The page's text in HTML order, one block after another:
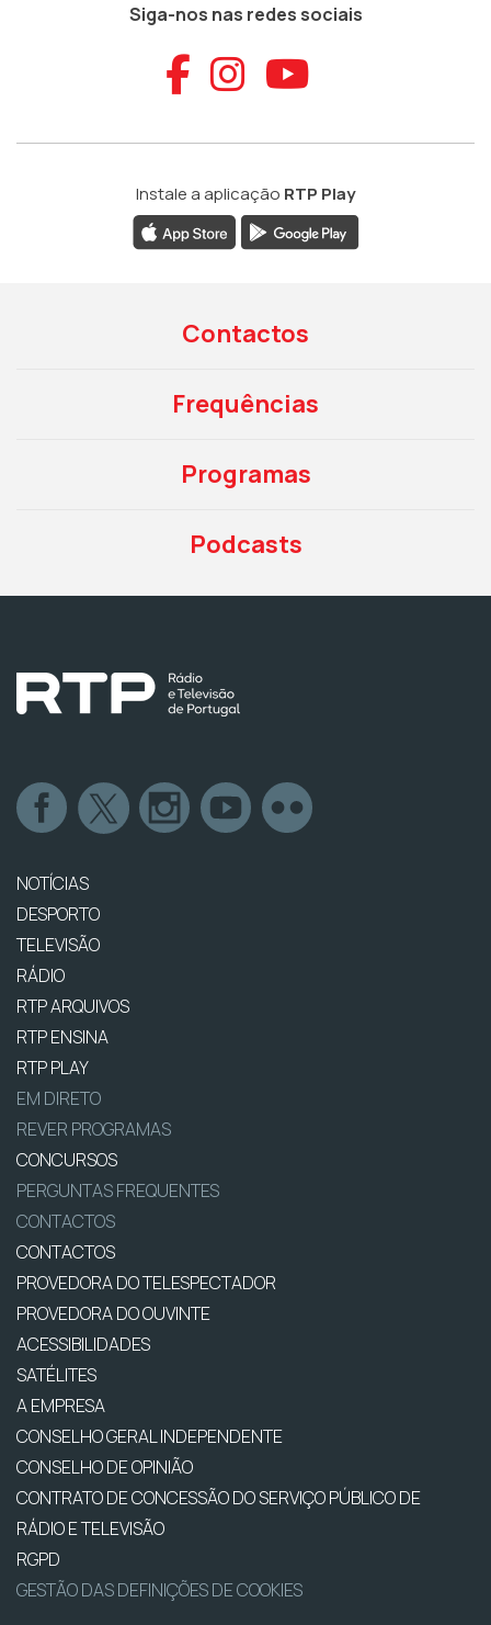
Siga-nos nas redes sociais
Aceder ao
Aceder ao
Aceder
Instale a aplicação RTP Play
Contactos
Frequências
Programas
Podcasts
NOTÍCIAS
DESPORTO
TELEVISÃO
RÁDIO
RTP ARQUIVOS
RTP ENSINA
RTP PLAY
EM DIRETO
REVER PROGRAMAS
CONCURSOS
PERGUNTAS FREQUENTES
CONTACTOS
CONTACTOS
PROVEDORA DO TELESPECTADOR
PROVEDORA DO OUVINTE
ACESSIBILIDADES
SATÉLITES
A EMPRESA
CONSELHO GERAL INDEPENDENTE
CONSELHO DE OPINIÃO
CONTRATO DE CONCESSÃO DO SERVIÇO PÚBLICO DE
RÁDIO E TELEVISÃO
RGPD
GESTÃO DAS DEFINIÇÕES DE COOKIES